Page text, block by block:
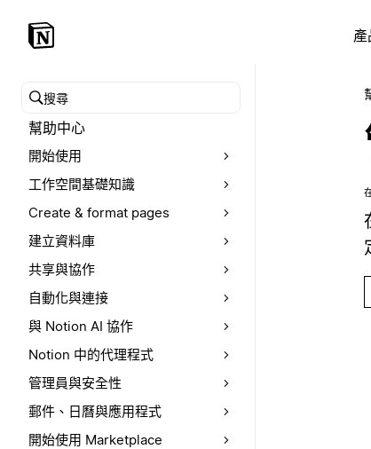
產
搜尋幫助中心
幫助中心
開始使用
工作空間基礎知識
Create & format pages
建立資料庫
共享與協作
自動化與連接
與 Notion AI 協作
Notion 中的代理程式
管理員與安全性
郵件、日曆與應用程式
開始使用 Marketplace